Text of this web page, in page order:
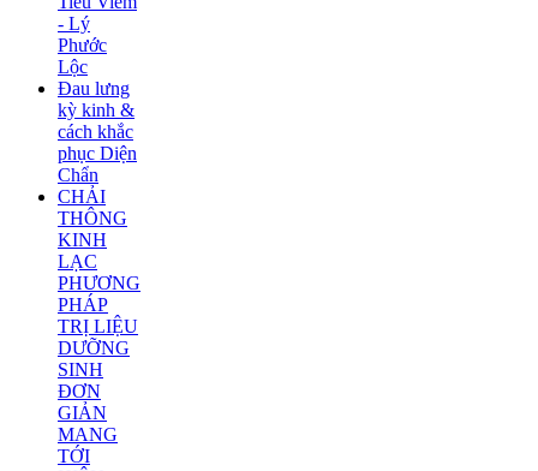
- Lý
Phước
Lộc
Đau lưng
kỳ kinh &
cách khắc
phục Diện
Chẩn
CHẢI
THÔNG
KINH
LẠC
PHƯƠNG
PHÁP
TRỊ LIỆU
DƯỠNG
SINH
ĐƠN
GIẢN
MANG
TỚI